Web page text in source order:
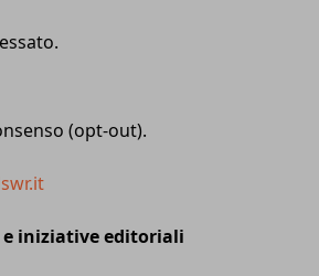
(opt-out).
e iniziative editoriali